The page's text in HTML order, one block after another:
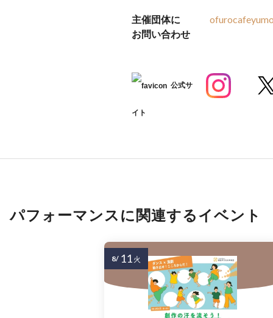
主催団体に
お問い合わせ
公式サ
イト
パフォーマンスに関連するイベント
8/ 11 火